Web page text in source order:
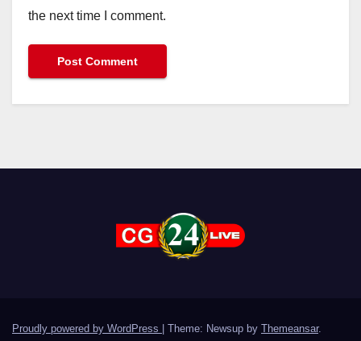
the next time I comment.
Proudly powered by WordPress Theme: Newsup by Themeansar.